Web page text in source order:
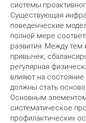
системы
Существующая
поведенческие
полной мере
развития. Между тем
привычек,
регулярная
влияют на
должны стать
Основным
систематическое
профилактических